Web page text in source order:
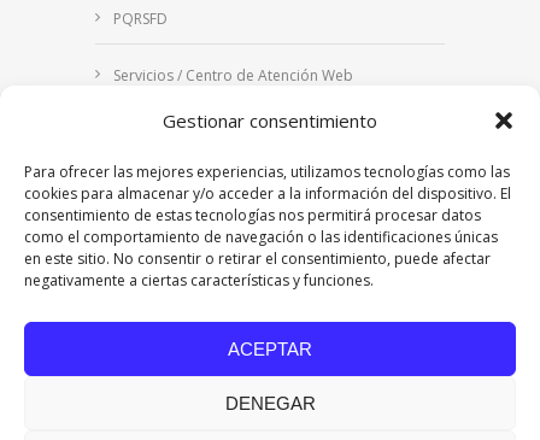
Gestionar consentimiento
Para ofrecer las mejores experiencias, utilizamos tecnologías como las
cookies para almacenar y/o acceder a la información del dispositivo. El
consentimiento de estas tecnologías nos permitirá procesar datos
como el comportamiento de navegación o las identificaciones únicas
en este sitio. No consentir o retirar el consentimiento, puede afectar
negativamente a ciertas características y funciones.
ACEPTAR
DENEGAR
PQRSFD
Servicios / Centro de Atención Web
Correo Institucional
Notificaciones judiciales
| Personería Jurídica Resolución
7542 de mayo de 1982
Acreditación Institucional en Alta Calidad